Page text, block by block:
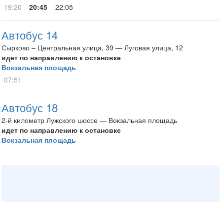
19:20
20:45 22:05
Автобус 14
Сырково – Центральная улица, 39 — Луговая улица, 12
идет по направлению к остановке
Вокзальная площадь
07:51
Автобус 18
2-й километр Лужского шоссе — Вокзальная площадь
идет по направлению к остановке
Вокзальная площадь